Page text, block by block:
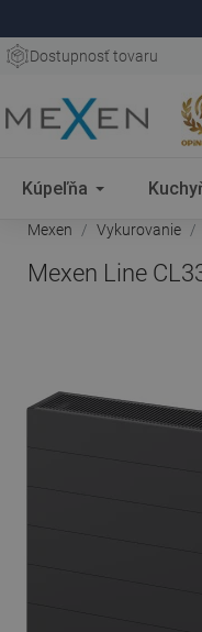
Dostupnosť tovaru
Kúpeľňa
Mexen Vykurovanie
Mexen Line